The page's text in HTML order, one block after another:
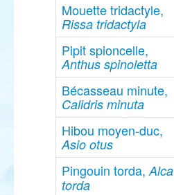
Mouette tridactyle,
Rissa tridactyla
Pipit spioncelle,
Anthus spinoletta
Bécasseau minute,
Calidris minuta
Hibou moyen-duc,
Asio otus
Pingouin torda,Alca
torda